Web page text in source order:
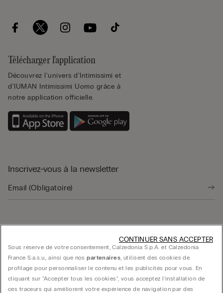
Télécharger l'application
Découvrez l'univers d'Intimissimi et
d'IUMAN Intimissimi Uomo grâce à
notre application officielle.
Inscrivez-vous à la newsletter
Sous réserve de votre consentement, Calzedonia S.p.A. et Calzedonia
France S.a.s.u., ainsi que nospartenaires, utilisent des cookies de
profilage pour personnaliser le contenu et les publicités pour vous. En
cliquant sur "Accepter tous les cookies", vous acceptez l'installation de
ces traceurs qui améliorent votre expérience de navigation par des
CONTINUER SANS ACCEPTER